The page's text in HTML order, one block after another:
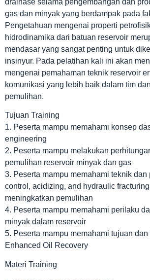
gas dan minyak yang berdampak pada
Pengetahuan mengenai properti
hidrodinamika dari batuan reservoir
mendasar yang sangat penting untuk
insinyur. Pada pelatihan kali ini akan
mengenai pemahaman teknik reservoir
komunikasi yang lebih baik dalam tim
pemulihan.
Tujuan Training
1. Peserta mampu memahami konsep
engineering
2. Peserta mampu melakukan
pemulihan reservoir minyak dan gas
3. Peserta mampu memahami teknik dan
control, acidizing, and hydraulic
meningkatkan pemulihan
4. Peserta mampu memahami perilaku
minyak dalam reservoir
5. Peserta mampu memahami tujuan dan
Enhanced Oil Recovery
Materi Training